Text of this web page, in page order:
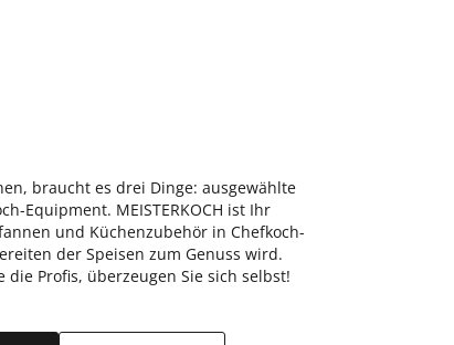
braucht es drei Dinge: ausgewählte
Equipment. MEISTERKOCH ist Ihr
und Küchenzubehör in Chefkoch-
der Speisen zum Genuss wird.
die Profis, überzeugen Sie sich selbst!